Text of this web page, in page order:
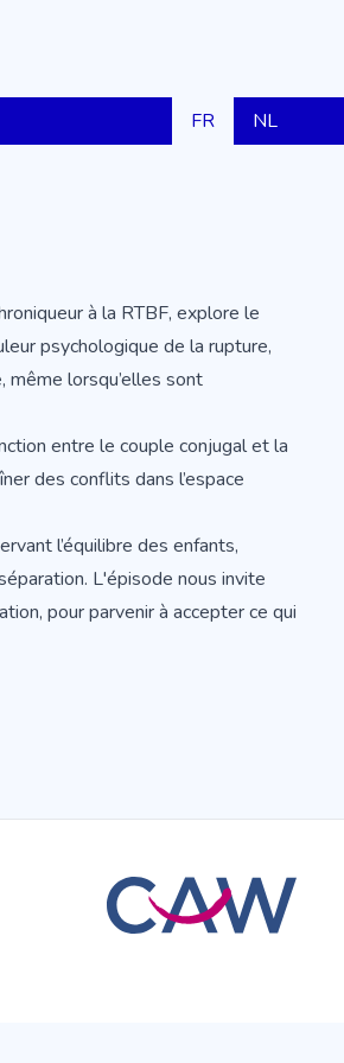
FR NL
à la RTBF, explore le
psychologique de la rupture,
même lorsqu’elles sont
entre le couple conjugal et la
des conflits dans l’espace
l’équilibre des enfants,
L'épisode nous invite
pour parvenir à accepter ce qui